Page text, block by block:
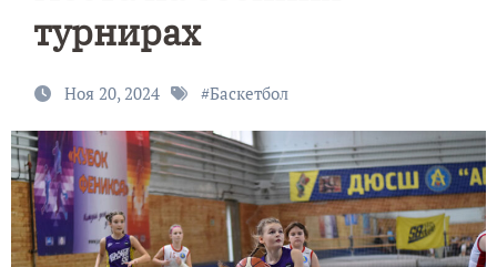
турнирах
Ноя 20, 2024 #Баскетбол